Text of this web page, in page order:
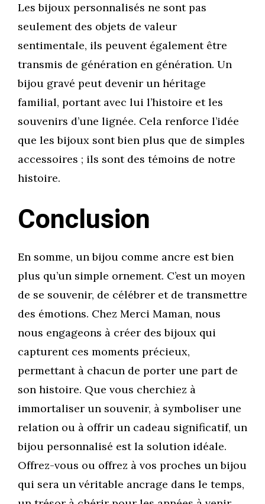
Les bijoux personnalisés ne sont pas
seulement des objets de valeur
sentimentale, ils peuvent également être
transmis de génération en génération. Un
bijou gravé peut devenir un héritage
familial, portant avec lui l’histoire et les
souvenirs d’une lignée. Cela renforce l’idée
que les bijoux sont bien plus que de simples
accessoires ; ils sont des témoins de notre
histoire.
Conclusion
En somme, un bijou comme ancre est bien
plus qu’un simple ornement. C’est un moyen
de se souvenir, de célébrer et de transmettre
des émotions. Chez Merci Maman, nous
nous engageons à créer des bijoux qui
capturent ces moments précieux,
permettant à chacun de porter une part de
son histoire. Que vous cherchiez à
immortaliser un souvenir, à symboliser une
relation ou à offrir un cadeau significatif, un
bijou personnalisé est la solution idéale.
Offrez-vous ou offrez à vos proches un bijou
qui sera un véritable ancrage dans le temps,